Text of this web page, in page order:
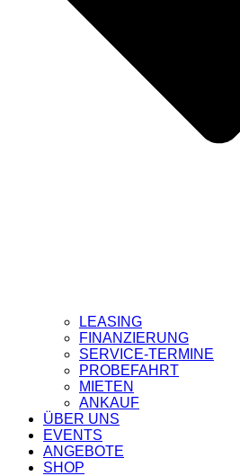
LEASING
FINANZIERUNG
SERVICE-TERMINE
PROBEFAHRT
MIETEN
ANKAUF
ÜBER UNS
EVENTS
ANGEBOTE
SHOP